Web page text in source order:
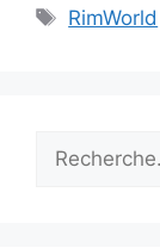
Étiquettes
RimWorld
Rechercher :